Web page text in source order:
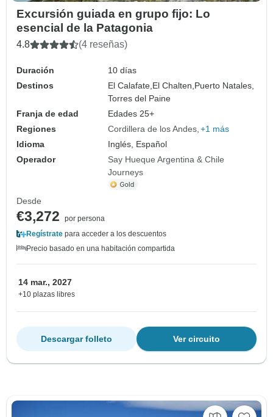
Excursión guiada en grupo fijo: Lo
esencial de la Patagonia
4.8 (4 reseñas)
Duración
10 días
Destinos
El Calafate, El Chalten, Puerto Natales,
Torres del Paine
Franja de edad
Edades 25+
Regiones
Cordillera de los Andes +1 más
Idioma
Inglés, Español
Operador
Say Hueque Argentina & Chile
Journeys
Desde
€3,272
por persona
Regístrate para acceder a los descuentos
Precio basado en una habitación compartida
14 mar., 2027
+10 plazas libres
Ver circuito
Descargar folleto